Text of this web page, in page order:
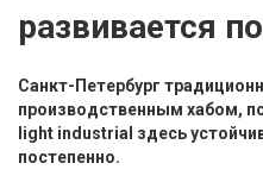
развивается
Санкт-Петербург
производственным хабом,
light industrial здесь
постепенно.